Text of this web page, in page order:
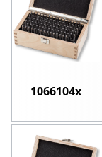
1066104x